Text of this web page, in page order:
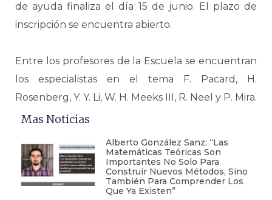
de ayuda finaliza el día 15 de junio. El plazo de
inscripción se encuentra abierto.
Entre los profesores de la Escuela se encuentran
los especialistas en el tema F. Pacard, H.
Rosenberg, Y. Y. Li, W. H. Meeks III, R. Neel y P. Mira.
Mas Noticias
Alberto González Sanz: “Las
Matemáticas Teóricas Son
Importantes No Solo Para
Construir Nuevos Métodos, Sino
También Para Comprender Los
Que Ya Existen”